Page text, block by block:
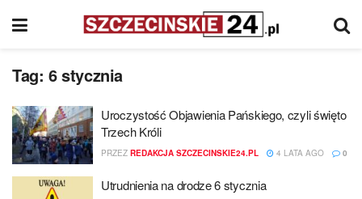
Tag: 6 stycznia
Uroczystość Objawienia Pańskiego, czyli święto
Trzech Króli
PRZEZ REDAKCJA SZCZECINSKIE24.PL 4 LATA AGO 0
Utrudnienia na drodze 6 stycznia